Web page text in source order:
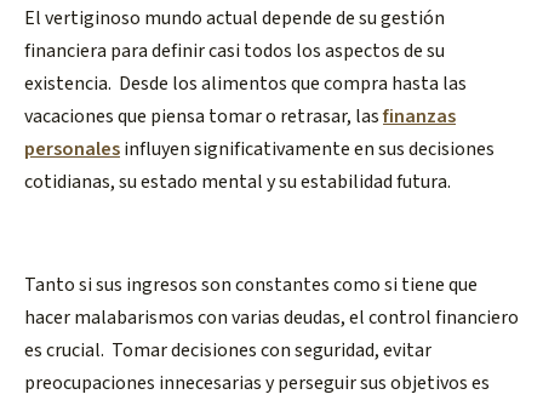
El vertiginoso mundo actual depende de su gestión
financiera para definir casi todos los aspectos de su
existencia. Desde los alimentos que compra hasta las
vacaciones que piensa tomar o retrasar, lasfinanzas
personalesinfluyen significativamente en sus decisiones
cotidianas, su estado mental y su estabilidad futura.
Tanto si sus ingresos son constantes como si tiene que
hacer malabarismos con varias deudas, el control financiero
es crucial. Tomar decisiones con seguridad, evitar
preocupaciones innecesarias y perseguir sus objetivos es